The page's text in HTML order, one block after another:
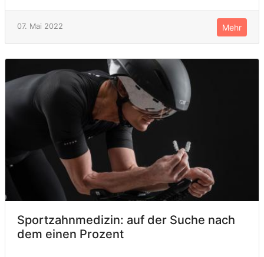
07. Mai 2022 Mehr
Sportzahnmedizin: auf der Suche nach
dem einen Prozent